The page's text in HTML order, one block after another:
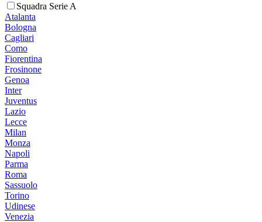
Squadra Serie A
Atalanta
Bologna
Cagliari
Como
Fiorentina
Frosinone
Genoa
Inter
Juventus
Lazio
Lecce
Milan
Monza
Napoli
Parma
Roma
Sassuolo
Torino
Udinese
Venezia